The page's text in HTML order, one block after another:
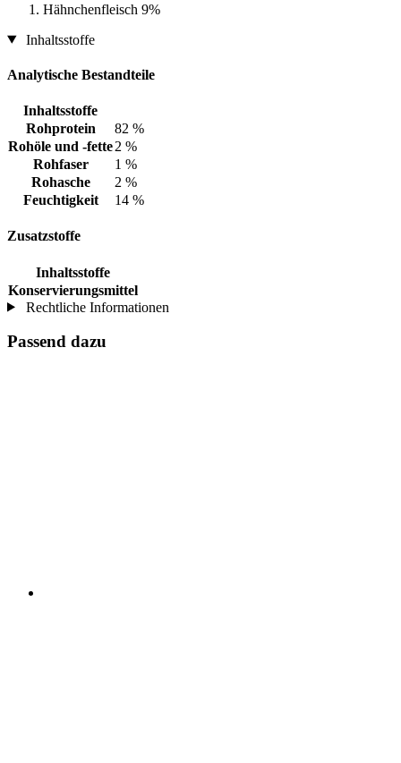
Hähnchenfleisch 9%
Inhaltsstoffe
Analytische Bestandteile
Inhaltsstoffe
Rohprotein
82 %
Rohöle und -fette2 %
Rohfaser
1 %
Rohasche
2 %
Feuchtigkeit
14 %
Zusatzstoffe
Inhaltsstoffe
Konservierungsmittel
Rechtliche Informationen
Passend dazu